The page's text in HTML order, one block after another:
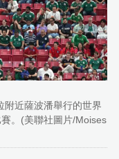
附近薩波潘舉行的世界
。(美聯社圖片/Moises